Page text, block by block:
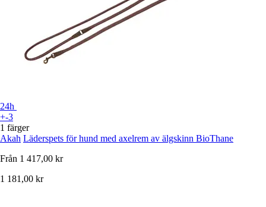
24h
+-3
1 färger
Akah Läderspets för hund med axelrem av älgskinn BioThane
Från 1 417,00 kr
1 181,00 kr